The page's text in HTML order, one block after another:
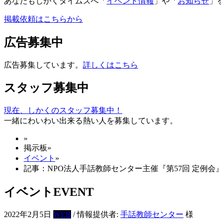
掲載依頼はこちらから
広告募集中
広告募集しています。 詳しくはこちら
スタッフ募集中
現在、しかくのスタッフ募集中！
一緒にわいわい出来る熱い人を募集しています。
»
掲示板»
イベント »
記事：NPO法人手話教師センター主催『第57回 定例会』
イベントEVENT
2022年2月5日 WEB / 情報提供者: 手話教師センター 様